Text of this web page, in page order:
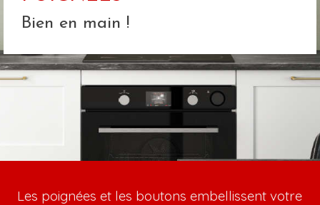
Bien en main !
Les poignées et les boutons embellissent votre